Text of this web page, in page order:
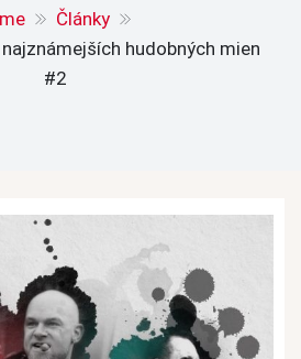
Články
hudobných mien
#2